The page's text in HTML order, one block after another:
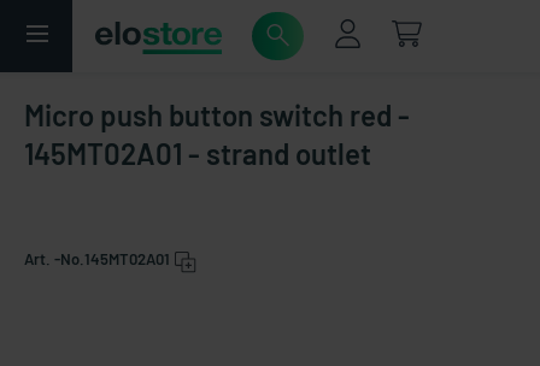
Micro push button switch red -
145MT02A01 - strand outlet
Art. -No. 145MT02A01